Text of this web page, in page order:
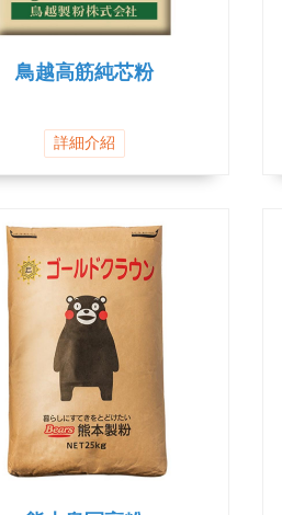
鳥越高筋純芯粉
詳細介紹